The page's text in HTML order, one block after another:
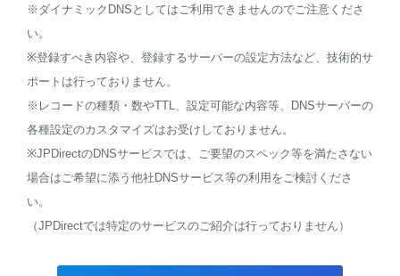
※ダイナミックDNSとしてはご利用できませんのでご注意くださ
い。
※登録すべき内容や、登録するサーバーの設定方法など、技術的サ
ポートは行っておりません。
※レコードの種類・数やTTL、設定可能な内容等、DNSサーバーの
各種設定のカスタマイズはお受けしておりません。
※JPDirectのDNSサービスでは、ご要望のスペック等を満たさない
場合はご希望に添う他社DNSサービス等の利用をご検討くださ
い。
（JPDirectでは特定のサービスのご紹介は行っておりません）